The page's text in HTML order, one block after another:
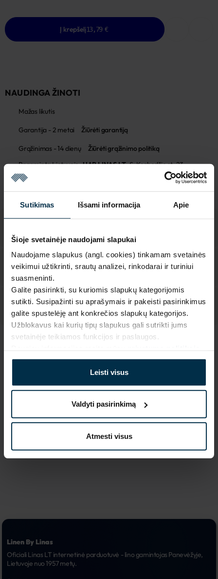
Sutikimas Išsami informacija Apie
Šioje svetainėje naudojami slapukai
Naudojame slapukus (angl. cookies) tinkamam svetainės
veikimui užtikrinti, srautų analizei, rinkodarai ir turiniui
suasmeninti.
Galite pasirinkti, su kuriomis slapukų kategorijomis
sutikti. Susipažinti su aprašymais ir pakeisti pasirinkimus
galite spustelėję ant konkrečios slapukų kategorijos.
Užblokavus kai kurių tipų slapukus gali sutrikti jums
svetainėje teikiamos funkcijos ir paslaugos.
Leisti visus
Valdyti pasirinkimą
Atmesti visus
Į krepšelį13,79 €
NAUDINGA ŽINOTI
Mažas likutis
Garantija - 2 metai Žiūrėti garantiją
Grąžinimas - 14 dienų
Žiūrėti grąžinimo politiką
Pagaminta Lietuvoje,UAB LINAS LT,S. Kerbedžio st. 23,
Panevėžys, 35113
MADE IN EUROPE
Artikulas
705113PN
Piešinio kodas
Audinio sudėtis
Linas 55%, Medvilnė 45%
Spalva
Marga
Gaminio dydis, cm
70X84
Linen By Linas
Oficiali Linas LT internetinė parduotuvė - lino gamintojas Panevėžyje,
Lietuvoje nuo 1957 metų.